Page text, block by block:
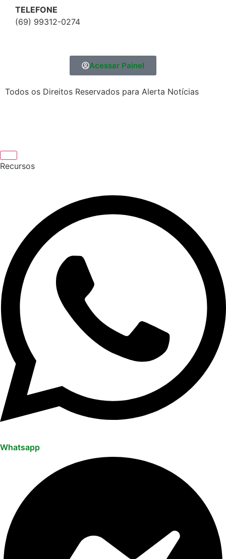
TELEFONE
(69) 99312-0274
Acessar Painel
Todos os Direitos Reservados para Alerta Notícias
Recursos
Whatsapp